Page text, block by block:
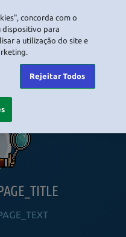
concorda com o
dispositivo para
a utilização do site e
Rejeitar Todos